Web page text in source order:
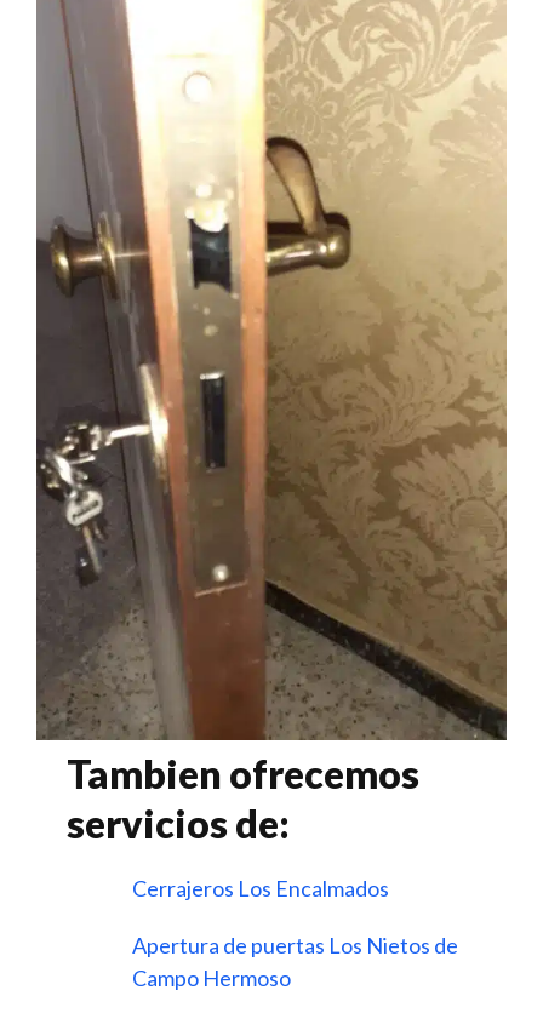
Tambien ofrecemos
servicios de:
Cerrajeros Los Encalmados
Apertura de puertas Los Nietos de
Campo Hermoso